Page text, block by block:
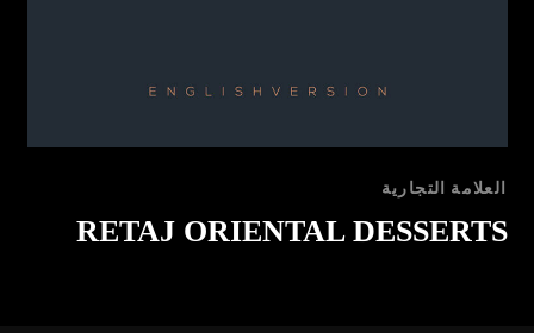
العلامة التجارية
MAC CHEESE